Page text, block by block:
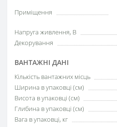
Приміщення
Напруга живлення, В
Декорування
ВАНТАЖНІ ДАНІ
Кількість вантажних місць
Ширина в упаковці (см)
Висота в упаковці (см)
Глибина в упаковці (см)
Вага в упаковці, кг